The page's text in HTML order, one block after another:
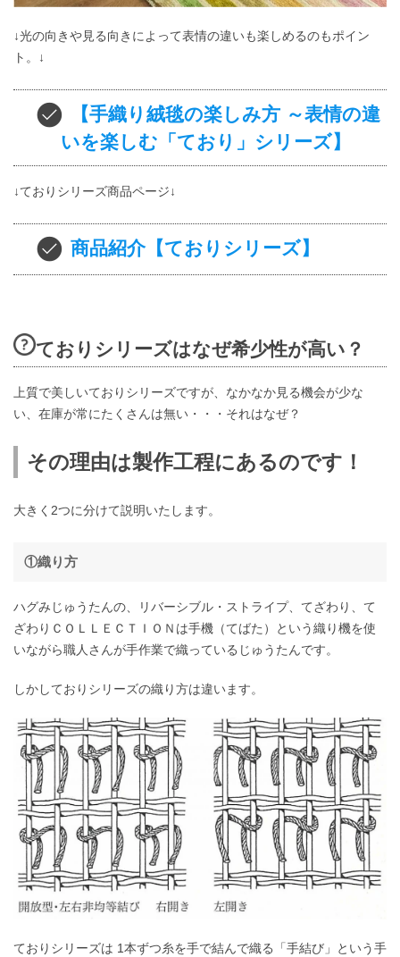
↓光の向きや見る向きによって表情の違いも楽しめるのもポイン
ト。↓
【手織り絨毯の楽しみ方 ～表情の違
いを楽しむ「ており」シリーズ】
↓ておりシリーズ商品ページ↓
商品紹介【ておりシリーズ】
ておりシリーズはなぜ希少性が高い？
上質で美しいておりシリーズですが、なかなか見る機会が少な
い、在庫が常にたくさんは無い・・・それはなぜ？
その理由は製作工程にあるのです！
大きく2つに分けて説明いたします。
①織り方
ハグみじゅうたんの、リバーシブル・ストライプ、てざわり、て
ざわりＣＯＬＬＥＣＴＩＯＮは手機（てばた）という織り機を使
いながら職人さんが手作業で織っているじゅうたんです。
しかしておりシリーズの織り方は違います。
ておりシリーズは 1本ずつ糸を手で結んで織る 「手結び」という手